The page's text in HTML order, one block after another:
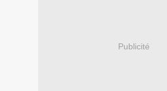
Publicité